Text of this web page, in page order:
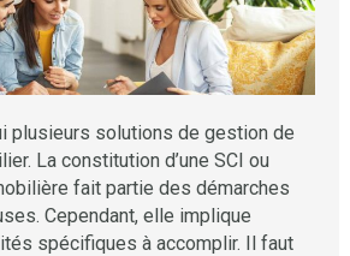
plusieurs solutions de gestion de
La constitution d’une SCI ou
fait partie des démarches
Cependant, elle implique
spécifiques à accomplir. Il faut